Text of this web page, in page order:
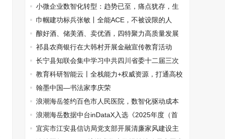
云保障数字“生命线”，筑牢安全基石
小微企业数智化转型：趋势已至，痛点犹存，生
态共助方能破局
巾帼建功标兵张敏丨全能ACE，不被设限的人
生，有多种可能
酿好酒、储美酒、卖优酒，四特聚力高质量发展
祁县农商银行在大韩村开展金融宣传教育活动
长宁县知联会集中学习中共四川省委十二届三次
全会精神
教育科研智能云丨全栈能力+权威资源，打通高校
数智化最后一公里
翰墨中国—书法家李庆荣
浪潮海岳签约百色市人民医院，数智化驱动成本
管理升级
浪潮海岳数据中台inDataX入选《2025年度（首
届）DataOps案例集》
宜宾市江安县信访局党支部开展清廉家风建设主